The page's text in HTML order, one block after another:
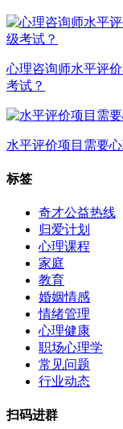
心理咨询师水平评
考试？
水平评价项目需要
标签
奇才公益热线
归爱计划
心理课程
家庭
教育
婚姻情感
情绪管理
心理健康
职场心理学
常见问题
行业动态
扫码进群